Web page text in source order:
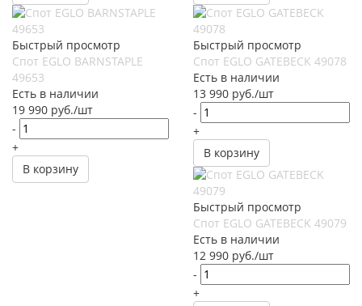
Быстрый просмотр
Спот EGLO BARNSTAPLE
49653
Есть в наличии
19 990 руб./шт
-
+
В корзину
Быстрый просмотр
Спот EGLO GATEBECK 49078
Есть в наличии
13 990 руб./шт
-
+
В корзину
Быстрый просмотр
Спот EGLO GATEBECK 49079
Есть в наличии
12 990 руб./шт
-
+